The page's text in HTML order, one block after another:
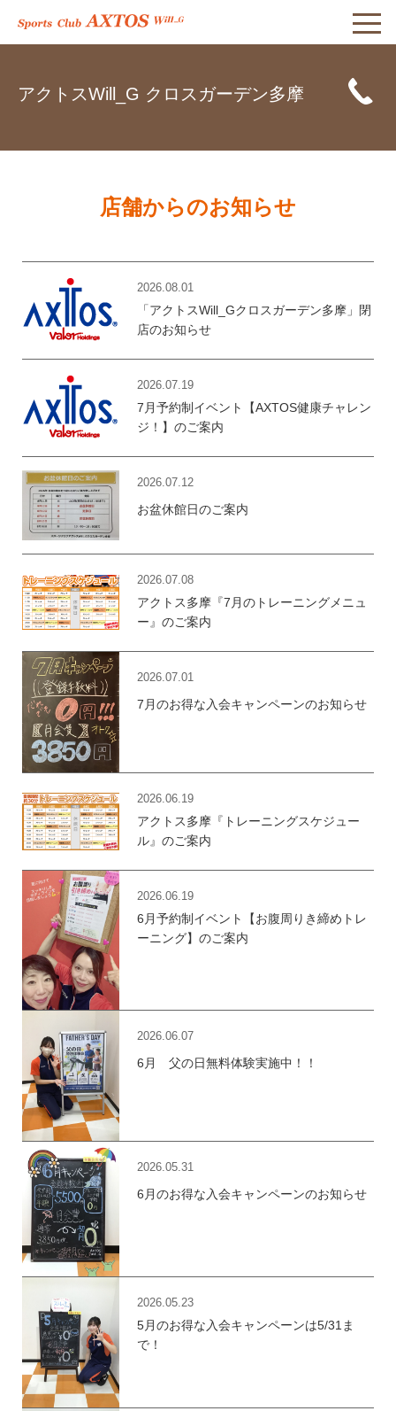
アクトスWill_G クロスガーデン多摩
店舗からのお知らせ
2026.08.01
「アクトスWill_Gクロスガーデン多摩」閉
店のお知らせ
2026.07.19
7月予約制イベント【AXTOS健康チャレン
ジ！】のご案内
2026.07.12
お盆休館日のご案内
2026.07.08
アクトス多摩『7月のトレーニングメニュ
ー』のご案内
2026.07.01
7月のお得な入会キャンペーンのお知らせ
2026.06.19
アクトス多摩『トレーニングスケジュー
ル』のご案内
2026.06.19
6月予約制イベント【お腹周りき締めトレ
ーニング】のご案内
2026.06.07
6月 父の日無料体験実施中！！
2026.05.31
6月のお得な入会キャンペーンのお知らせ
2026.05.23
5月のお得な入会キャンペーンは5/31ま
で！